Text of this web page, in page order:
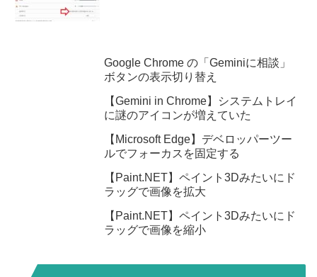
Google Chrome の「Geminiに相談」
ボタンの表示切り替え
【Gemini in Chrome】システムトレイ
に謎のアイコンが増えていた
【Microsoft Edge】デベロッパーツー
ルでフォーカスを固定する
【Paint.NET】ペイント3Dみたいにド
ラッグで画像を拡大
【Paint.NET】ペイント3Dみたいにド
ラッグで画像を縮小